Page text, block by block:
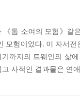
《톰 소여의 모험》
모험이었다. 이 자서
까지의 트웨인의 삶
사적인 결과물은 연